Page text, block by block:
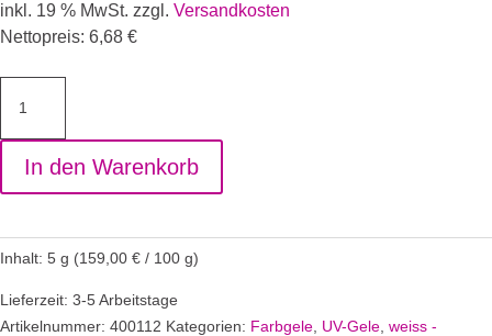
inkl. 19 % MwSt. zzgl. Versandkosten
Nettopreis: 6,68 €
Umbra
Grey
MengeIn den Warenkorb
Inhalt: 5 g (159,00 € / 100 g)
Lieferzeit: 3-5 Arbeitstage
Artikelnummer: 400112 Kategorien: Farbgele UV-Gele weiss -